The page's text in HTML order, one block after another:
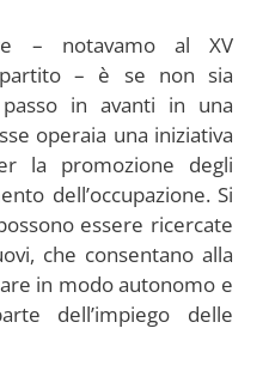
– notavamo al XV
– è se non sia
in avanti in una
operaia una iniziativa
la promozione degli
dell’occupazione. Si
essere ricercate
che consentano alla
in modo autonomo e
dell’impiego delle